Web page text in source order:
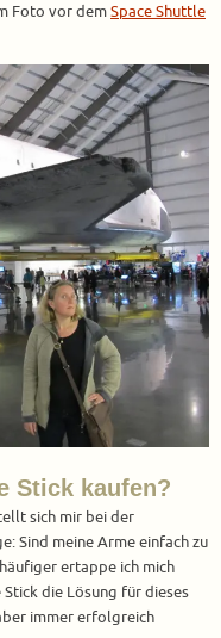
Foto vor demSpace Shuttle
Stick kaufen?
sich mir bei der
Sind meine Arme einfach zu
ertappe ich mich
die Lösung für dieses
immer erfolgreich